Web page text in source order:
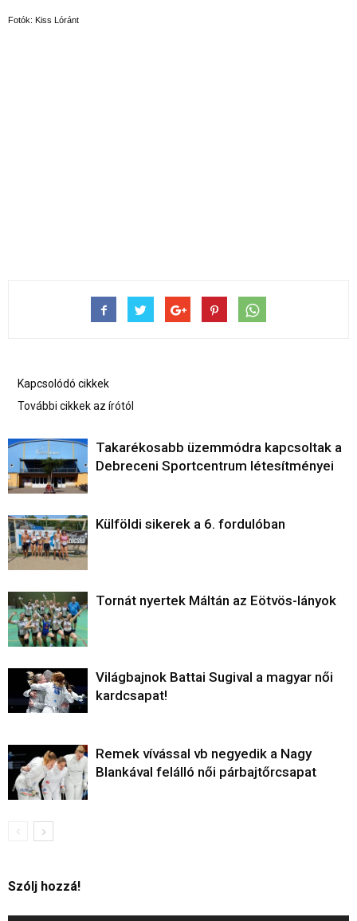
Fotók: Kiss Lóránt
Kapcsolódó cikkek
További cikkek az írótól
Takarékosabb üzemmódra kapcsoltak a
Debreceni Sportcentrum létesítményei
Külföldi sikerek a 6. fordulóban
Tornát nyertek Máltán az Eötvös-lányok
Világbajnok Battai Sugival a magyar női
kardcsapat!
Remek vívással vb negyedik a Nagy
Blankával felálló női párbajtőrcsapat
Szólj hozzá!